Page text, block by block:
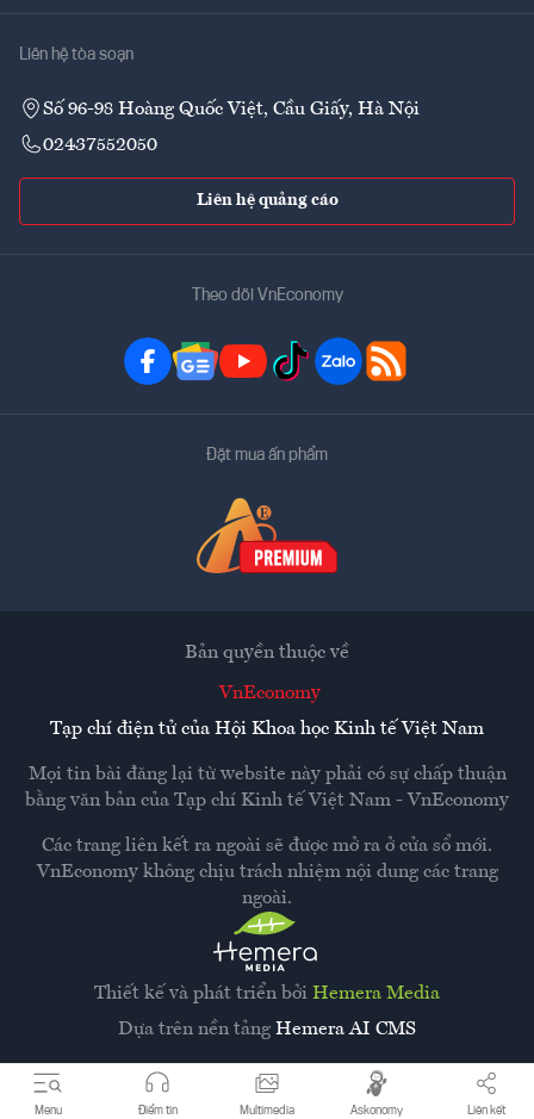
Menu Điểm tin Multimedia Askonomy Liên kết
Liên hệ tòa soạn
Số 96-98 Hoàng Quốc Việt, Cầu Giấy, Hà Nội
02437552050
Liên hệ quảng cáo
Theo dõi VnEconomy
Đặt mua ấn phẩm
Thiết kế và phát triển bởi Hemera Media
Dựa trên nền tảng Hemera AI CMS
Bản quyền thuộc về
VnEconomy
Tạp chí điện tử của Hội Khoa học Kinh tế Việt Nam
Mọi tin bài đăng lại từ website này phải có sự chấp thuận
bằng văn bản của Tạp chí Kinh tế Việt Nam - VnEconomy
Các trang liên kết ra ngoài sẽ được mở ra ở cửa sổ mới.
VnEconomy không chịu trách nhiệm nội dung các trang
ngoài.